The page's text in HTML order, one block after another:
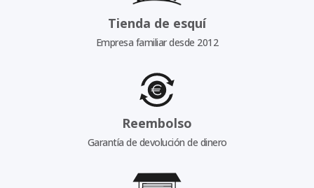
Tienda de esquí
Empresa familiar desde 2012
Reembolso
Garantía de devolución de dinero